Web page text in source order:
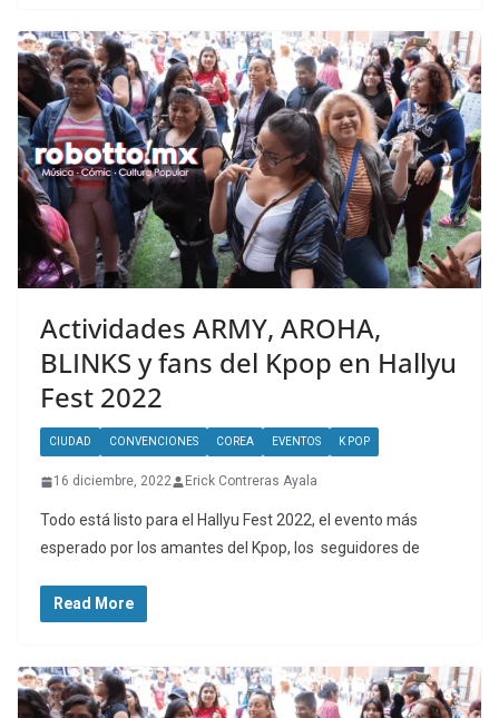
Actividades ARMY, AROHA,
BLINKS y fans del Kpop en Hallyu
Fest 2022
CIUDAD CONVENCIONES COREA EVENTOS K POP
16 diciembre, 2022 Erick Contreras Ayala
Todo está listo para el Hallyu Fest 2022, el evento más
esperado por los amantes del Kpop, los seguidores de
Read More